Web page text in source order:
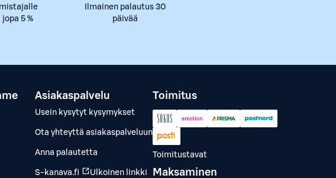
5 %
Ilmainen palautus 30
päivää
Asiakaspalvelu
Usein kysytyt kysymykset
Ota yhteyttä asiakaspalveluun
Anna palautetta
S-kanava.fi Ulkoinen linkki
Toimitus
Toimitustavat
Maksaminen